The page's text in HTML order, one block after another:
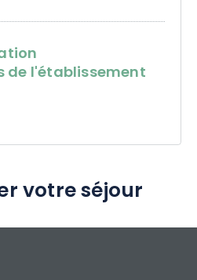
de l'établissement
votre séjour